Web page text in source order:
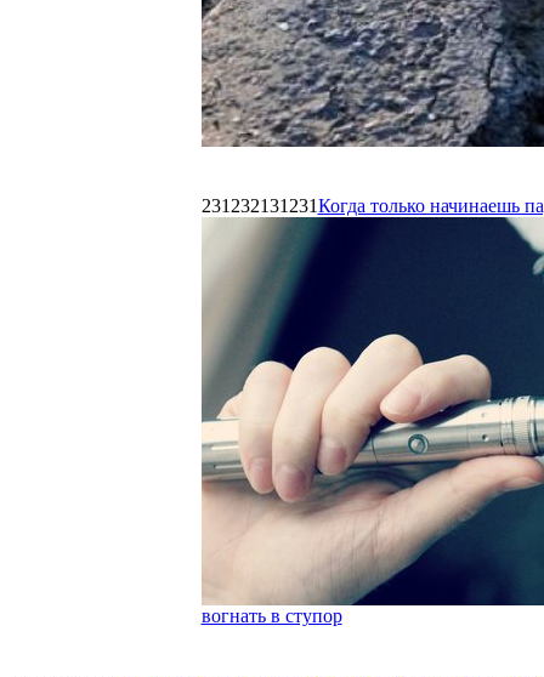
231232131231Когда только начинаешь
вогнать в ступор